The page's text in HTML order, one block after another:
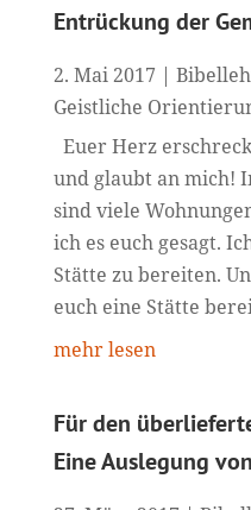
Entrückung der
2. Mai 2017 |
Geistliche
Euer Herz
und glaubt an mich!
sind viele
ich es euch gesagt.
Stätte zu bereiten.
euch eine Stätte
mehr lesen
Für den
Eine Auslegung